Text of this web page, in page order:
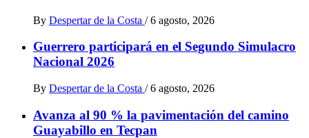
By Despertar de la Costa / 6 agosto, 2026
Guerrero participará en el Segundo Simulacro
Nacional 2026
By Despertar de la Costa / 6 agosto, 2026
Avanza al 90 % la pavimentación del camino
Guayabillo en Tecpan